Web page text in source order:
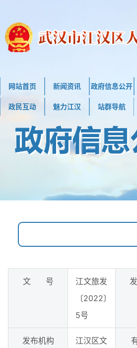
网站首页 新闻资讯 政府信息公开
政民互动 魅力江汉 站群导航
文 号
江文旅发
〔2022〕
5号
发布机构
江汉区文